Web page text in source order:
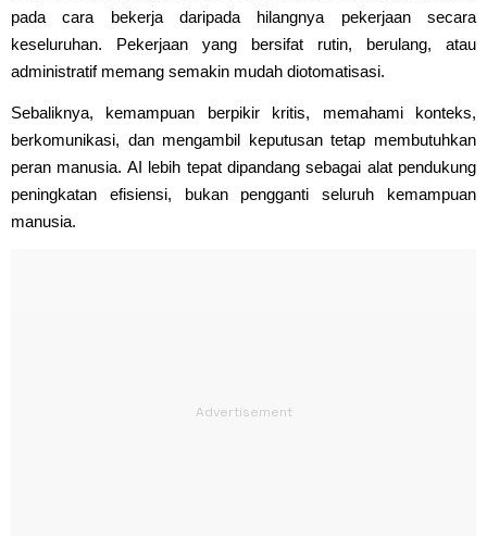
pada cara bekerja daripada hilangnya pekerjaan secara
keseluruhan. Pekerjaan yang bersifat rutin, berulang, atau
administratif memang semakin mudah diotomatisasi.
Sebaliknya, kemampuan berpikir kritis, memahami konteks,
berkomunikasi, dan mengambil keputusan tetap membutuhkan
peran manusia. AI lebih tepat dipandang sebagai alat pendukung
peningkatan efisiensi, bukan pengganti seluruh kemampuan
manusia.